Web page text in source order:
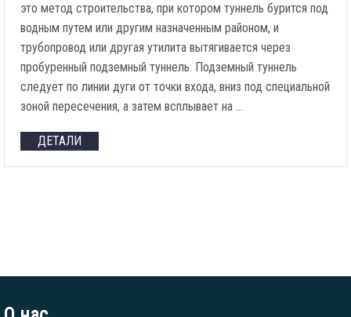
это метод строительства, при котором туннель бурится под
водным путем или другим назначенным районом, и
трубопровод или другая утилита вытягивается через
пробуренный подземный туннель. Подземный туннель
следует по линии дуги от точки входа, вниз под специальной
зоной пересечения, а затем всплывает на …
ДЕТАЛИ